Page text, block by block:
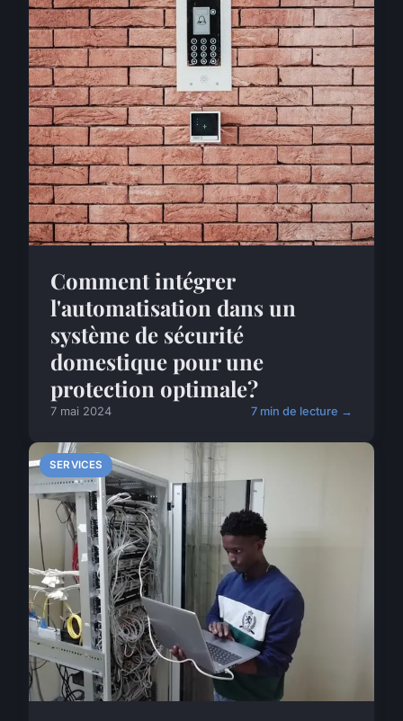
Comment intégrer
l'automatisation dans un
système de sécurité
domestique pour une
protection optimale?
7 mai 2024 7 min de lecture →
SERVICES